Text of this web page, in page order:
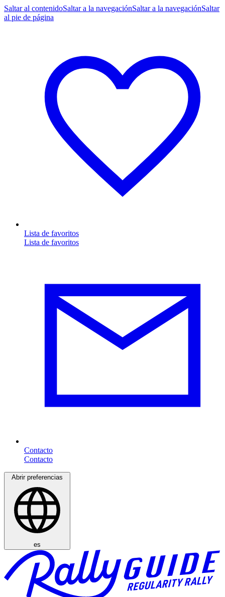
Saltar al contenidoSaltar a la navegaciónSaltar a la navegaciónSaltar
al pie de página
Lista de favoritos
Contacto
Abrir preferencias
es